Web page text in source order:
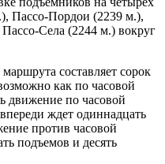
Пассо-Пордои (2239 м.),
Села (2244 м.) вокруг
составляет сорок
как по часовой
движение по часовой
ждет одиннадцать
против часовой
подъемов и десять